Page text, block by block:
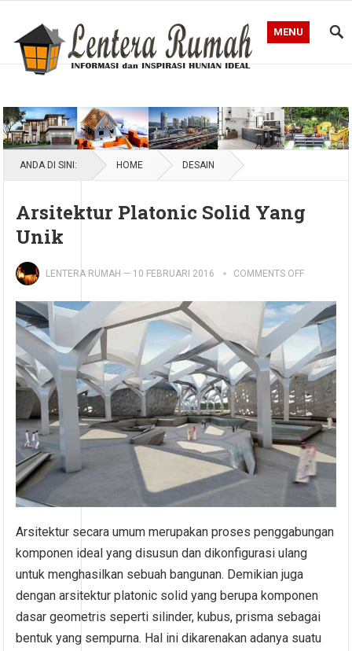
MENU
ANDA DI SINI: HOME DESAIN
Arsitektur Platonic Solid Yang
Unik
LENTERA RUMAH — 10 FEBRUARI 2016 COMMENTS OFF
Arsitektur secara umum merupakan proses penggabungan
komponen ideal yang disusun dan dikonfigurasi ulang
untuk menghasilkan sebuah bangunan. Demikian juga
dengan arsitektur platonic solid yang berupa komponen
dasar geometris seperti silinder, kubus, prisma sebagai
bentuk yang sempurna. Hal ini dikarenakan adanya suatu